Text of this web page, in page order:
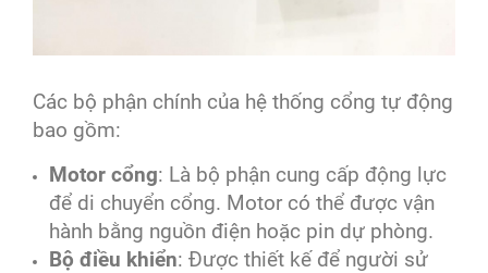
Các bộ phận chính của hệ thống cổng tự động
bao gồm:
Motor cổng: Là bộ phận cung cấp động lực
để di chuyển cổng. Motor có thể được vận
hành bằng nguồn điện hoặc pin dự phòng.
Bộ điều khiển: Được thiết kế để người sử